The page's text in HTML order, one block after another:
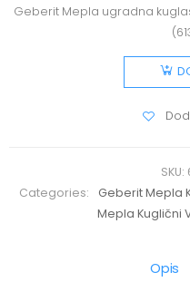
Geberit Mepla ugradna
SKU:
Categories:
Geberit Mepla
Mepla Kuglični
Opis